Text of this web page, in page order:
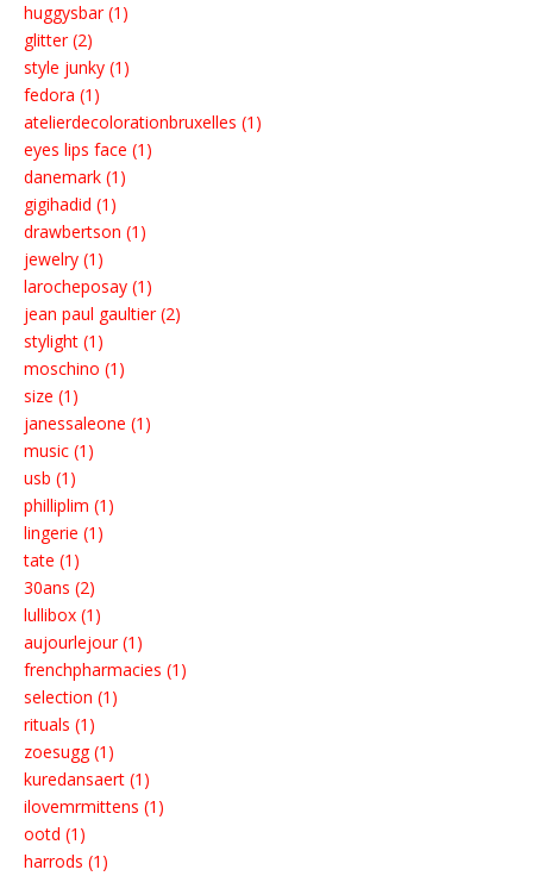
huggysbar (1)
glitter (2)
style junky (1)
fedora (1)
atelierdecolorationbruxelles (1)
eyes lips face (1)
danemark (1)
gigihadid (1)
drawbertson (1)
jewelry (1)
larocheposay (1)
jean paul gaultier (2)
stylight (1)
moschino (1)
size (1)
janessaleone (1)
music (1)
usb (1)
philliplim (1)
lingerie (1)
tate (1)
30ans (2)
lullibox (1)
aujourlejour (1)
frenchpharmacies (1)
selection (1)
rituals (1)
zoesugg (1)
kuredansaert (1)
ilovemrmittens (1)
ootd (1)
harrods (1)